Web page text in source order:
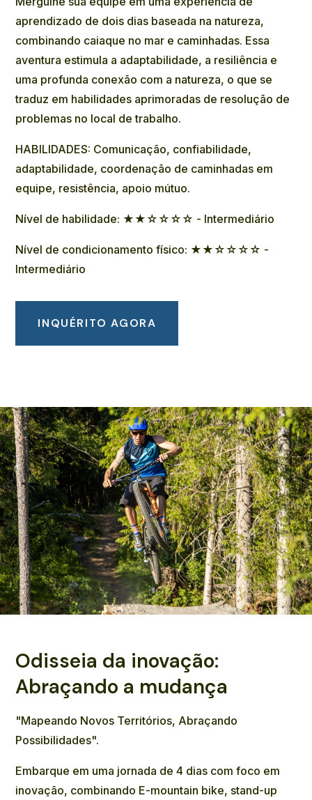
aprendizado de dois dias baseada na natureza,
combinando caiaque no mar e caminhadas. Essa
aventura estimula a adaptabilidade, a resiliência e
uma profunda conexão com a natureza, o que se
traduz em habilidades aprimoradas de resolução de
problemas no local de trabalho.
HABILIDADES: Comunicação, confiabilidade,
adaptabilidade, coordenação de caminhadas em
equipe, resistência, apoio mútuo.
Nível de habilidade: ★★☆☆☆☆ - Intermediário
Nível de condicionamento físico: ★★☆☆☆☆ -
Intermediário
INQUÉRITO AGORA
Odisseia da inovação:
Abraçando a mudança
"Mapeando Novos Territórios, Abraçando
Possibilidades".
Embarque em uma jornada de 4 dias com foco em
inovação, combinando E-mountain bike, stand-up